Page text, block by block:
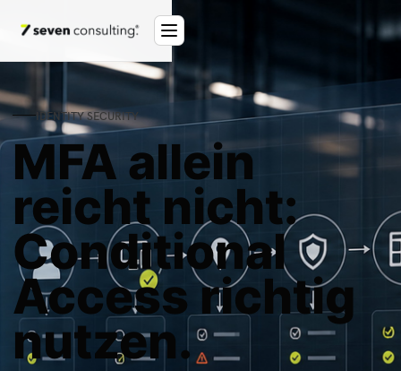
IDENTITY SECURITY
MFA allein
reicht nicht:
Conditional
Access richtig
nutzen.